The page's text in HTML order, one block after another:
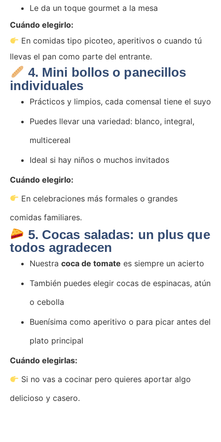
Le da un toque gourmet a la mesa
Cuándo elegirlo:
En comidas tipo picoteo, aperitivos o cuando tú
llevas el pan como parte del entrante.
4. Mini bollos o panecillos
individuales
Prácticos y limpios, cada comensal tiene el suyo
Puedes llevar una variedad: blanco, integral,
multicereal
Ideal si hay niños o muchos invitados
Cuándo elegirlo:
En celebraciones más formales o grandes
comidas familiares.
5. Cocas saladas: un plus que
todos agradecen
Nuestra coca de tomate es siempre un acierto
También puedes elegir cocas de espinacas, atún
o cebolla
Buenísima como aperitivo o para picar antes del
plato principal
Cuándo elegirlas:
Si no vas a cocinar pero quieres aportar algo
delicioso y casero.